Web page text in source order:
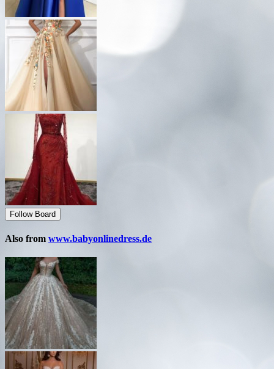
Follow Board
Also from www.babyonlinedress.de